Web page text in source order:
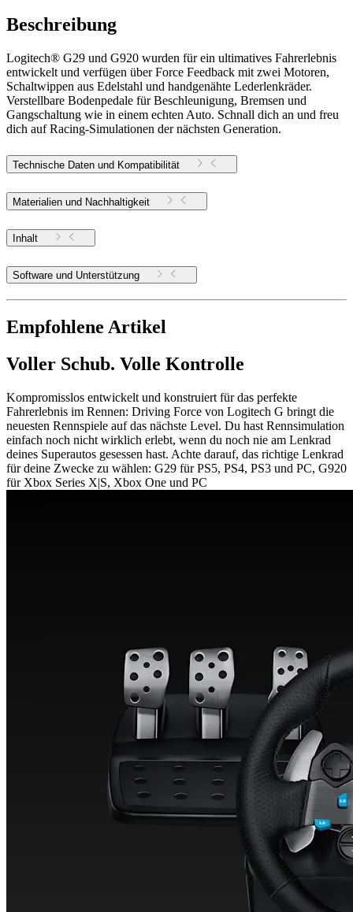
Beschreibung
Logitech® G29 und G920 wurden für ein ultimatives Fahrerlebnis
entwickelt und verfügen über Force Feedback mit zwei Motoren,
Schaltwippen aus Edelstahl und handgenähte Lederlenkräder.
Verstellbare Bodenpedale für Beschleunigung, Bremsen und
Gangschaltung wie in einem echten Auto. Schnall dich an und freu
dich auf Racing-Simulationen der nächsten Generation.
Technische Daten und Kompatibilität
Materialien und Nachhaltigkeit
Inhalt
Software und Unterstützung
Empfohlene Artikel
Voller Schub. Volle Kontrolle
Kompromisslos entwickelt und konstruiert für das perfekte
Fahrerlebnis im Rennen: Driving Force von Logitech G bringt die
neuesten Rennspiele auf das nächste Level. Du hast Rennsimulation
einfach noch nicht wirklich erlebt, wenn du noch nie am Lenkrad
deines Superautos gesessen hast. Achte darauf, das richtige Lenkrad
für deine Zwecke zu wählen: G29 für PS5, PS4, PS3 und PC, G920
für Xbox Series X|S, Xbox One und PC